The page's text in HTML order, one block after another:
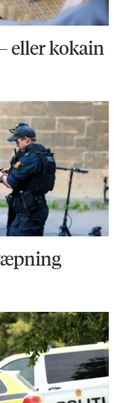
eller kokain